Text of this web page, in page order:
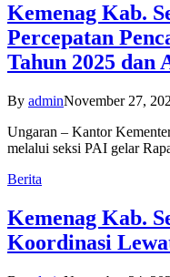
Kemenag Kab.
Percepatan
Tahun 2025 dan
By adminNovember 27,
Ungaran – Kantor
melalui seksi PAI gelar
Berita
Kemenag Kab.
Koordinasi